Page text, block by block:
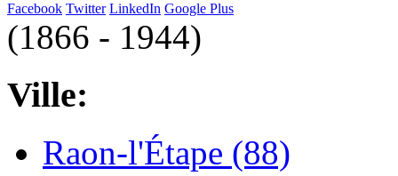
Facebook Twitter LinkedIn Google Plus
(1866 - 1944)
Ville:
Raon-l'Étape (88)